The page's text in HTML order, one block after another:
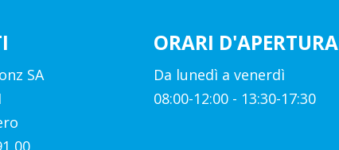
SA
00
ORARI D'APERTURA
Da lunedì a venerdì
08:00-12:00 - 13:30-17:30